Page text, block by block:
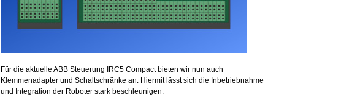
Für die aktuelle ABB Steuerung IRC5 Compact bieten wir nun auch
Klemmenadapter und Schaltschränke an. Hiermit lässt sich die Inbetriebnahme
und Integration der Roboter stark beschleunigen.